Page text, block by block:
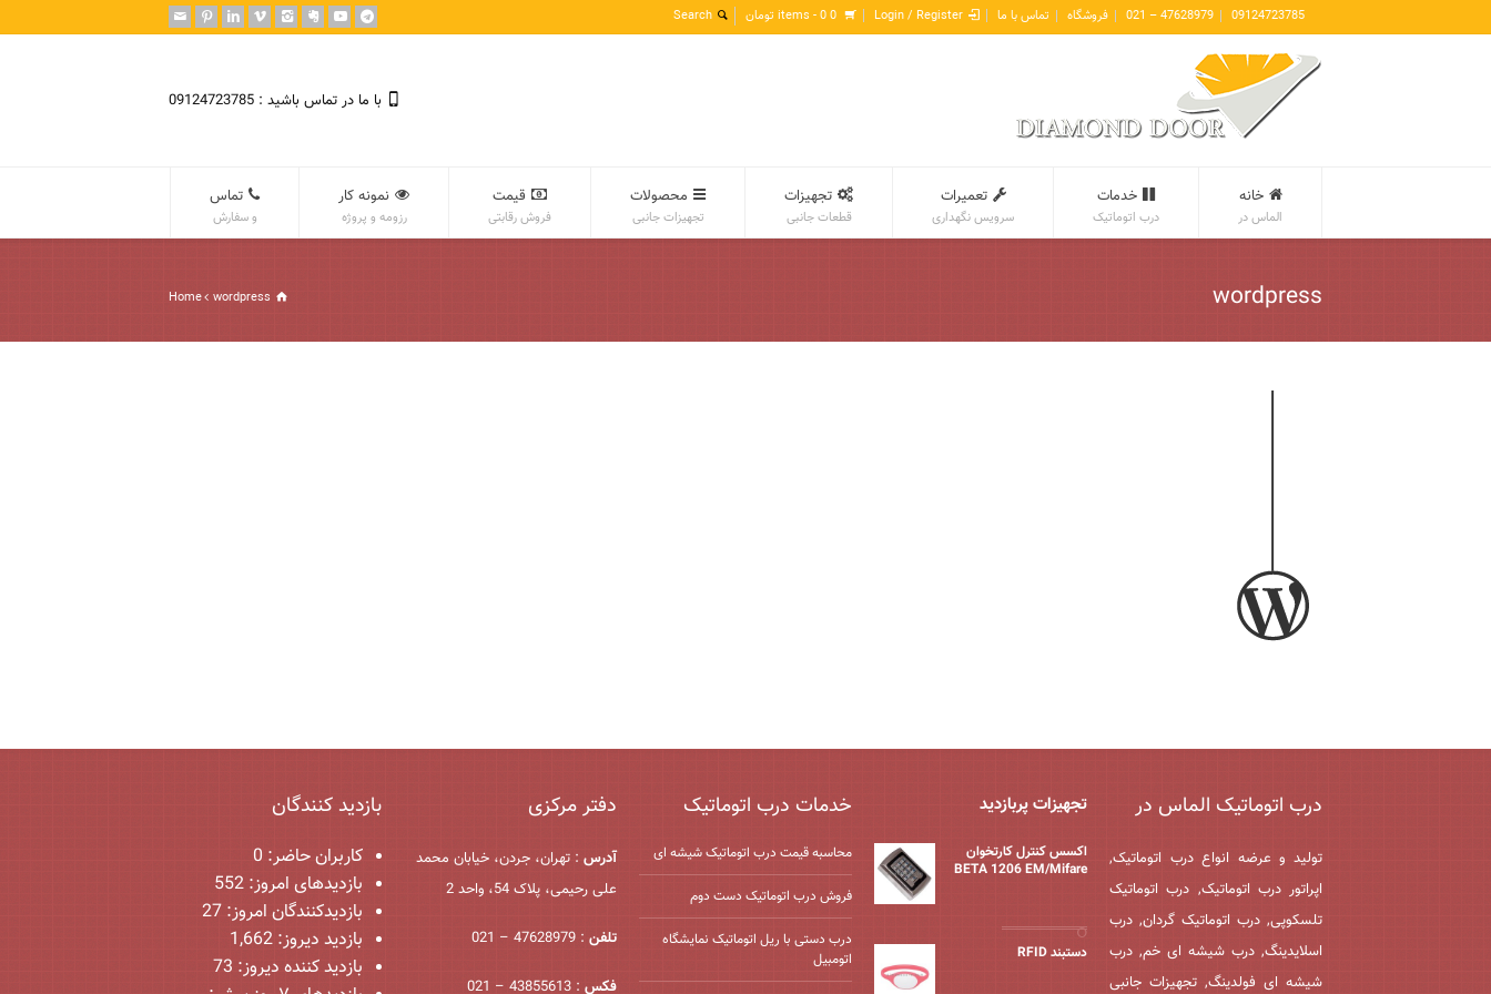
09124723785
47628979 – 021 فروشگاه تماس با ما Login / Register
0 items -
0 تومان
با ما در تماس باشید : 09124723785
خانه
الماس در
خدمات
درب اتوماتیک
تعمیرات
سرویس نگهداری
تجهیزات
قطعات جانبی
محصولات
تجهیزات جانبی
قیمت
فروش رقابتی
نمونه کار
رزومه و پروژه
تماس
و سفارش
wordpress
Home wordpress
درب اتوماتیک الماس در
تولید و عرضه انواع درب اتوماتیک,
اپراتور درب اتوماتیک, درب اتوماتیک
تلسکوپی, درب اتوماتیک گردان, درب
اسلایدینگ, درب شیشه ای خم, درب
شیشه ای فولدینگ, تجهیزات جانبی
تجهیزات پربازدید
اکسس کنترل کارتخوان
BETA 1206 EM/Mifare
دستبند RFID
خدمات درب اتوماتیک
محاسبه قیمت درب اتوماتیک شیشه ‌ای
فروش درب اتوماتیک دست دوم
درب دستی با ریل اتوماتیک نمایشگاه
اتومبیل
دفتر مرکزی
آدرس : تهران، جردن، خیابان محمد
علی رحیمی، پلاک 54، واحد 2
تلفن : 47628979 – 021
فکس : 43855613 – 021
بازدید کنندگان
کاربران حاضر: 0
بازدیدهای امروز: 552
بازدیدکنندگان امروز: 27
بازدید دیروز: 1,662
بازدید کننده دیروز: 73